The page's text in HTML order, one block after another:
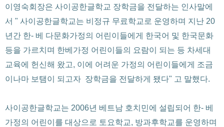
이영숙회장은 사이공한글학교 장학금을 전달하는 인사말에
서 " 사이공한글학교는 비정규 무료학교로 운영하며 지난 20
년간 한- 베 다문화가정의 어린이들에게 한국어 및 한국문화
등을 가르치며 한베가정 어린이들의 요람이 되는 등 차세대
교육에 헌신해 왔고, 이에 어려운 가정의 어린이들에게 조금
이나마 보탬이 되고자 장학금을 전달하게 됐다" 고 말했다.
사이공한글학교는 2006년 베트남 호치민에 설립되어 한- 베
가정의 어린이를 대상으로 토요학교, 방과후학교를 운영하며